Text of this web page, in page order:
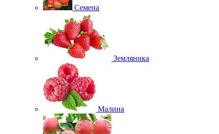
Семена
Земляника
Малина